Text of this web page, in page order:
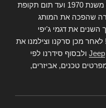
משנת 1970 ועד תום תקופת
שהפכה את המותג
השנים את דגמי ג'יפי
מכן סרקנו וצילמנו את
Jeep ולבסוף סידרנו לפי
טכנים, אביזרים,